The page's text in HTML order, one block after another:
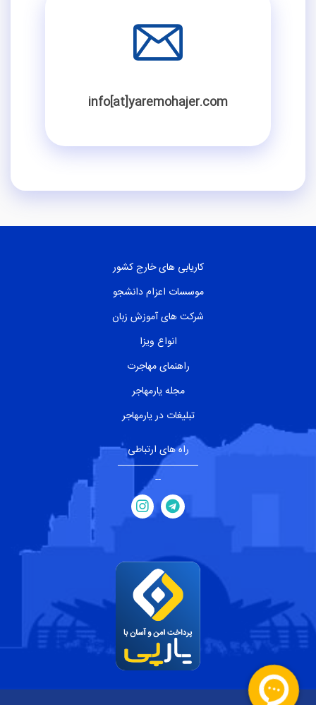
info[at]yaremohajer.com
کاریابی های خارج کشور
موسسات اعزام دانشجو
شرکت های آموزش زبان
انواع ویزا
راهنمای مهاجرت
مجله یارمهاجر
تبلیغات در یارمهاجر
راه های ارتباطی
--